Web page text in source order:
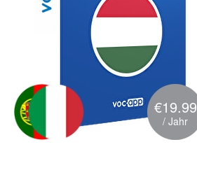
€19.99
/ Jahr